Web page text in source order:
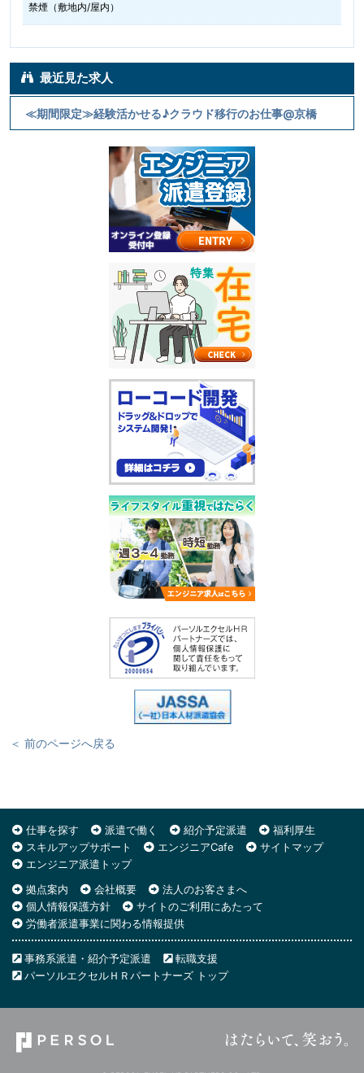
禁煙（敷地内/屋内）
最近見た求人
≪期間限定≫経験活かせる♪クラウド移行のお仕事@京橋
＜ 前のページへ戻る
仕事を探す 派遣で働く 紹介予定派遣
福利厚生
スキルアップサポート
エンジニアCafe
サイトマップ
エンジニア派遣トップ
拠点案内
会社概要
法人のお客さまへ
個人情報保護方針
サイトのご利用にあたって
労働者派遣事業に関わる情報提供
事務系派遣・紹介予定派遣
転職支援
パーソルエクセルＨＲパートナーズ トップ